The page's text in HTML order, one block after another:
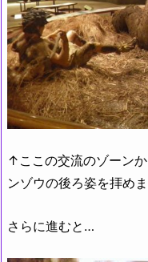
↑ここの交流のゾーン
ンゾウの後ろ姿を拝めま
さらに進むと…